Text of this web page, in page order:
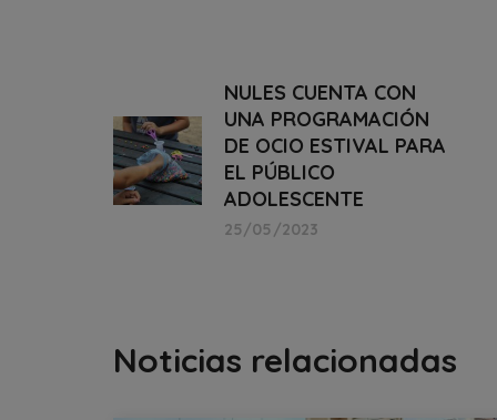
NULES CUENTA CON
UNA PROGRAMACIÓN
DE OCIO ESTIVAL PARA
EL PÚBLICO
ADOLESCENTE
25/05/2023
Noticias relacionadas